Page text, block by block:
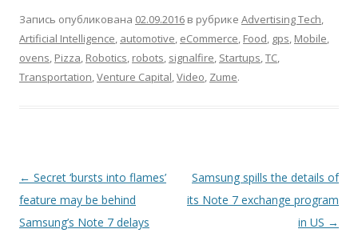
Запись опубликована 02.09.2016 в рубрике Advertising Tech,
Artificial Intelligence, automotive, eCommerce, Food, gps, Mobile,
ovens, Pizza, Robotics, robots, signalfire, Startups,TC,
Transportation,Venture Capital,Video, Zume.
Навигация
по
записям
← Secret ‘bursts into flames’
feature may be behind
Samsung’s Note 7 delays
Samsung spills the details of
its Note 7 exchange program
in US →